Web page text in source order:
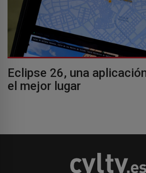
Eclipse 26, una
el mejor lugar